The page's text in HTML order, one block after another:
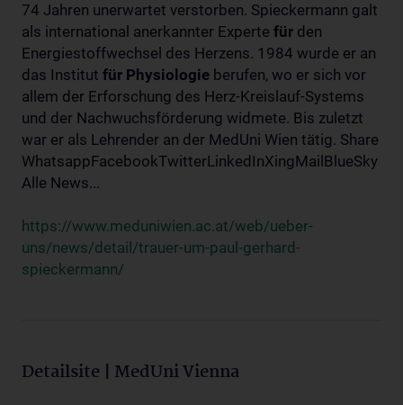
74 Jahren unerwartet verstorben. Spieckermann galt
als international anerkannter Experte für den
Energiestoffwechsel des Herzens. 1984 wurde er an
das Institut für Physiologie berufen, wo er sich vor
allem der Erforschung des Herz-Kreislauf-Systems
und der Nachwuchsförderung widmete. Bis zuletzt
war er als Lehrender an der MedUni Wien tätig. Share
WhatsappFacebookTwitterLinkedInXingMailBlueSky
Alle News...
https://www.meduniwien.ac.at/web/ueber-
uns/news/detail/trauer-um-paul-gerhard-
spieckermann/
Detailsite | MedUni Vienna